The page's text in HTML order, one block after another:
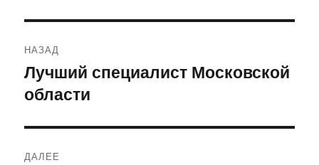
по
записям
НАЗАД
Предыдущая
запись:
Лучший специалист Московской
области
ДАЛЕЕ